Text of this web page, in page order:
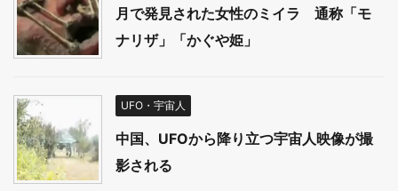
月で発見された女性のミイラ 通称「モ
ナリザ」「かぐや姫」
UFO・宇宙人
中国、UFOから降り立つ宇宙人映像が撮
影される